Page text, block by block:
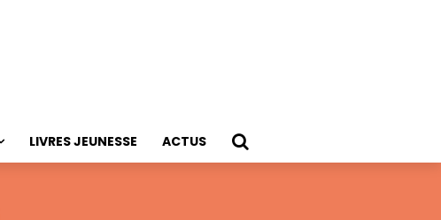
LIVRES JEUNESSE ACTUS